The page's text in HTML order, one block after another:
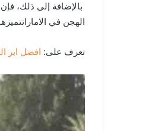
بالإضافة إلى ذلك،
الهجن في
تعرف على: افضل ابر